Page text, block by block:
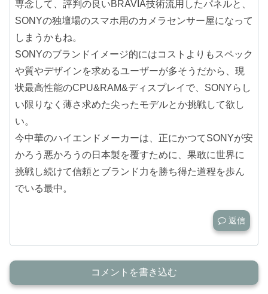
専念して、評判の良いBRAVIA技術流用したパネルと、
SONYの独壇場のスマホ用のカメラセンサー屋になって
しまうかもね。
SONYのブランドイメージ的にはコストよりもスペック
や質やデザインを求めるユーザーが多そうだから、現
状最高性能のCPU&RAM&ディスプレイで、SONYらし
い限りなく薄さ求めた尖ったモデルとか挑戦して欲し
い。
今中華のハイエンドメーカーは、正にかつてSONYが安
かろう悪かろうの日本製を覆すために、果敢に世界に
挑戦し続けて信頼とブランド力を勝ち得た道程を歩ん
でいる最中。
返信
コメントを書き込む